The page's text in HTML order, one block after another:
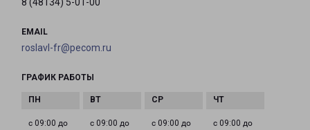
8 (48134) 5-01-00
EMAIL
roslavl-fr@pecom.ru
ГРАФИК РАБОТЫ
с 09:00 до
с 09:00 до
с 09:00 до
с 09:00 до